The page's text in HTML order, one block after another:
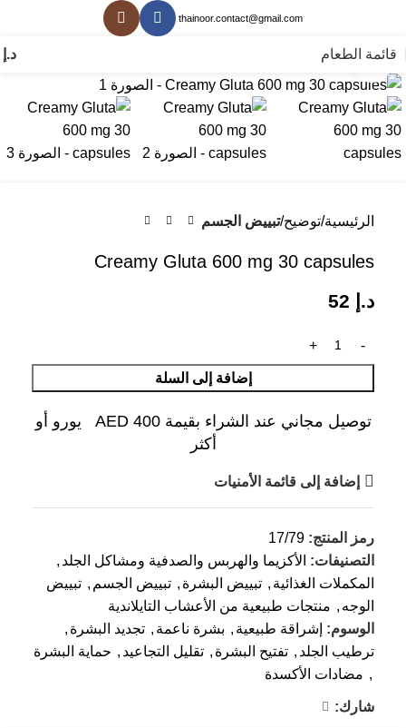
thainoor.contact@gmail.com
قائمة الطعام د.إ
انقر للتكبير
الرئيسية توضيح تبييض الجسم
Creamy Gluta 600 mg 30 capsules
د.إ
إضافة إلى السلة
توصيل مجاني عند الشراء بقيمة AED 400 يورو أو
أكثر
إضافة إلى قائمة الأمنيات
رمز المنتج: 17/79
التصنيفات: الأكزيما والهربس والصدفية ومشاكل الجلد ,
المكملات الغذائية , تبييض البشرة , تبييض الجسم , تبييض
الوجه , منتجات طبيعية من الأعشاب التايلاندية
الوسوم: إشراقة طبيعية , بشرة ناعمة , تجديد البشرة ,
ترطيب الجلد , تفتيح البشرة , تقليل التجاعيد , حماية البشرة
, مضادات الأكسدة
شارك: